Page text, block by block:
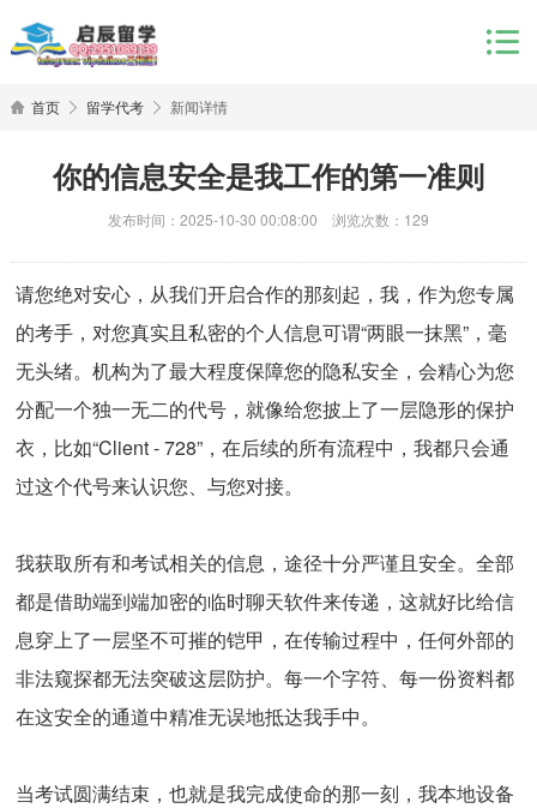
首页 留学代考 新闻详情
你的信息安全是我工作的第一准则
发布时间：2025-10-30 00:08:00 浏览次数：129
请您绝对安心，从我们开启合作的那刻起，我，作为您专属
的考手，对您真实且私密的个人信息可谓“两眼一抹黑”，毫
无头绪。机构为了最大程度保障您的隐私安全，会精心为您
分配一个独一无二的代号，就像给您披上了一层隐形的保护
衣，比如“Client - 728”，在后续的所有流程中，我都只会通
过这个代号来认识您、与您对接。
我获取所有和考试相关的信息，途径十分严谨且安全。全部
都是借助端到端加密的临时聊天软件来传递，这就好比给信
息穿上了一层坚不可摧的铠甲，在传输过程中，任何外部的
非法窥探都无法突破这层防护。每一个字符、每一份资料都
在这安全的通道中精准无误地抵达我手中。
当考试圆满结束，也就是我完成使命的那一刻，我本地设备